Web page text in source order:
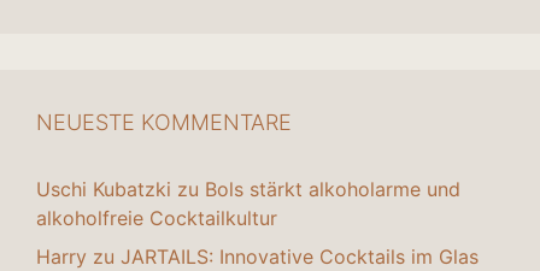
NEUESTE KOMMENTARE
Uschi Kubatzki zu Bols stärkt alkoholarme und
alkoholfreie Cocktailkultur
Harry zu JARTAILS: Innovative Cocktails im Glas